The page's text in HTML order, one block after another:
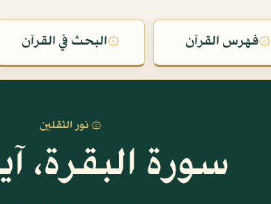
۞فهرس القرآن ۞البحث في القرآن
۞ نور الثقلين
سورة البقرة، آية